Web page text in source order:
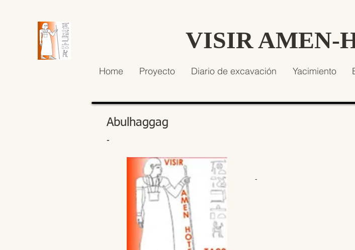
VISIR AMEN-
Home Proyecto Diario de excavación Yacimiento
Abulhaggag
-
-